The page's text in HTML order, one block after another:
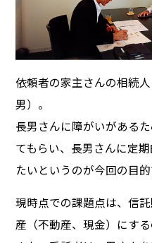
依頼者の家主さんの相続
男）。
長男さんに障がいがある
てもらい、長男さんに定
たいというのが今回の目的
現時点での課題点は、信
産（不動産、現金）にす